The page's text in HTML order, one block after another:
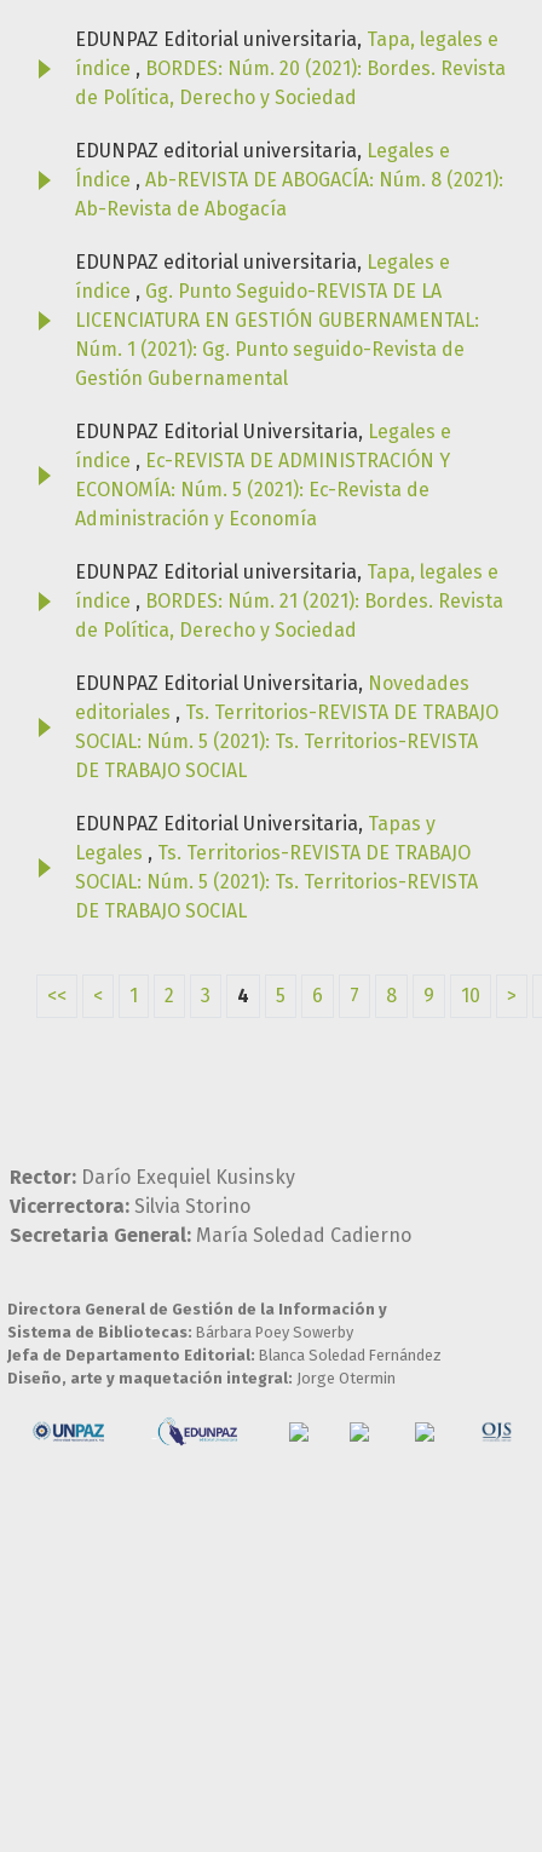
EDUNPAZ Editorial universitaria, Tapa, legales e
índice , BORDES: Núm. 20 (2021): Bordes. Revista
de Política, Derecho y Sociedad
EDUNPAZ editorial universitaria, Legales e
Índice , Ab-REVISTA DE ABOGACÍA: Núm. 8 (2021):
Ab-Revista de Abogacía
EDUNPAZ editorial universitaria, Legales e
índice , Gg. Punto Seguido-REVISTA DE LA
LICENCIATURA EN GESTIÓN GUBERNAMENTAL:
Núm. 1 (2021): Gg. Punto seguido-Revista de
Gestión Gubernamental
EDUNPAZ Editorial Universitaria, Legales e
índice , Ec-REVISTA DE ADMINISTRACIÓN Y
ECONOMÍA: Núm. 5 (2021): Ec-Revista de
Administración y Economía
EDUNPAZ Editorial universitaria, Tapa, legales e
índice , BORDES: Núm. 21 (2021): Bordes. Revista
de Política, Derecho y Sociedad
EDUNPAZ Editorial Universitaria, Novedades
editoriales , Ts. Territorios-REVISTA DE TRABAJO
SOCIAL: Núm. 5 (2021): Ts. Territorios-REVISTA
DE TRABAJO SOCIAL
EDUNPAZ Editorial Universitaria, Tapas y
Legales , Ts. Territorios-REVISTA DE TRABAJO
SOCIAL: Núm. 5 (2021): Ts. Territorios-REVISTA
DE TRABAJO SOCIAL
<< < 1 2 3 4 5 6 7 8 9 10 >
Rector: Darío Exequiel Kusinsky
Vicerrectora: Silvia Storino
Secretaria General: María Soledad Cadierno
Directora General de Gestión de la Información y
Sistema de Bibliotecas: Bárbara Poey Sowerby
Jefa de Departamento Editorial: Blanca Soledad Fernández
Diseño, arte y maquetación integral: Jorge Otermin